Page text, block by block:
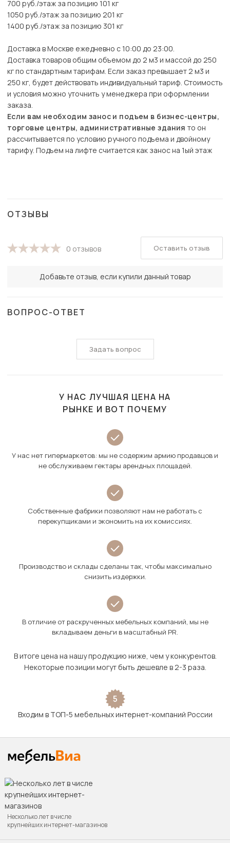
700 руб./этаж за позицию 101 кг
1050 руб./этаж за позицию 201 кг
1400 руб./этаж за позицию 301 кг
Доставка в Москве ежедневно с 10:00 до 23:00.
Доставка товаров общим объемом до 2 м3 и массой до 250
кг по стандартным тарифам. Если заказ превышает 2 м3 и
250 кг, будет действовать индивидуальный тариф. Стоимость
и условия можно уточнить у менеджера при оформлении
заказа.
Если вам необходим занос и подъем в бизнес-центры,
торговые центры, административные здания то он
рассчитывается по условию ручного подъема и двойному
тарифу. Подъем на лифте считается как занос на 1ый этаж
ОТЗЫВЫ
0 отзывов
Добавьте отзыв, если купили данный товар
Оставить отзыв
ВОПРОС-ОТВЕТ
Задать вопрос
У НАС ЛУЧШАЯ ЦЕНА НА
РЫНКЕ И ВОТ ПОЧЕМУ
У нас нет гипермаркетов: мы не содержим армию продавцов и
не обслуживаем гектары арендных площадей.
Собственные фабрики позволяют нам не работать с
перекупщиками и экономить на их комиссиях.
Производство и склады сделаны так, чтобы максимально
снизить издержки.
В отличие от раскрученных мебельных компаний, мы не
вкладываем деньги в масштабный PR.
В итоге цена на нашу продукцию ниже, чем у конкурентов.
Некоторые позиции могут быть дешевле в 2-3 раза.
5
Входим в ТОП-5 мебельных интернет-компаний России
Несколько лет в числе
крупнейших интернет-магазинов